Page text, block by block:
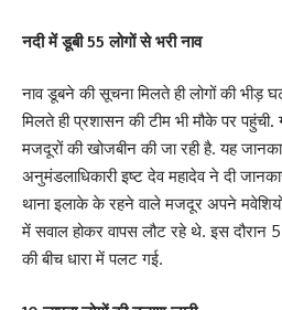
नदी में डूबी 55 लोगों से भरी नाव
नाव डूबने की सूचना मिलते ही लोगों की
मिलते ही प्रशासन की टीम भी मौके पर पहुंची.
मजदूरों की खोजबीन की जा रही है. यह
अनुमंडलाधिकारी इष्ट देव महादेव ने दी
थाना इलाके के रहने वाले मजदूर अपने
में सवाल होकर वापस लौट रहे थे. इस दौरान
की बीच धारा में पलट गई.